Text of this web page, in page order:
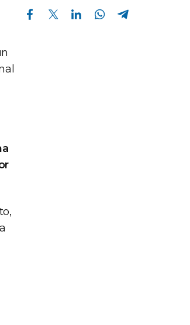
Compartir en Facebook Compartir en Twitter Compartir en Linkedin Compartir en Whatsapp